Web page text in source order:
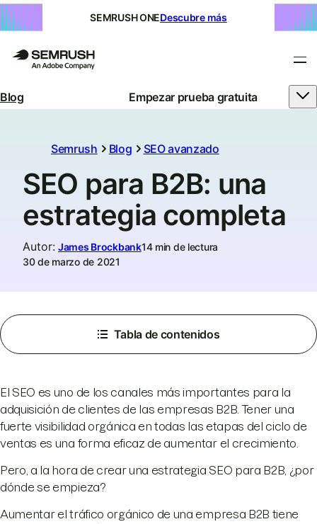
SEMRUSH ONEDescubre más
Blog Empezar prueba gratuita
Semrush Blog SEO avanzado
SEO para B2B: una
estrategia completa
Autor: James Brockbank14 min de lectura
30 de marzo de 2021
Tabla de contenidos
El SEO es uno de los canales más importantes para la
adquisición de clientes de las empresas B2B. Tener una
fuerte visibilidad orgánica en todas las etapas del ciclo de
ventas es una forma eficaz de aumentar el crecimiento.
Pero, a la hora de crear una estrategia SEO para B2B, ¿por
dónde se empieza?
Aumentar el tráfico orgánico de una empresa B2B tiene